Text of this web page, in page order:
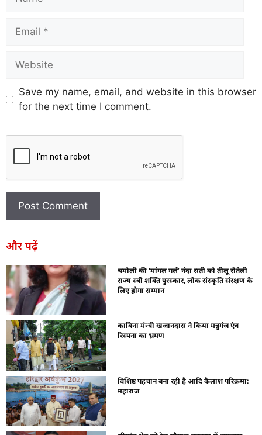
Save my name, email, and website in this browser
for the next time I comment.
और पढ़ें
चमोली की ‘मांगल गर्ल’ नंदा सती को तीलू रौतेली
राज्य स्त्री शक्ति पुरस्कार, लोक संस्कृति संरक्षण के
लिए होगा सम्मान
काबिना मंन्त्री खजानदास ने किया मन्नुगंज एंव
रिस्पना का भ्रमण
विशिष्ट पहचान बना रही है आदि कैलाश परिक्रमा:
महाराज